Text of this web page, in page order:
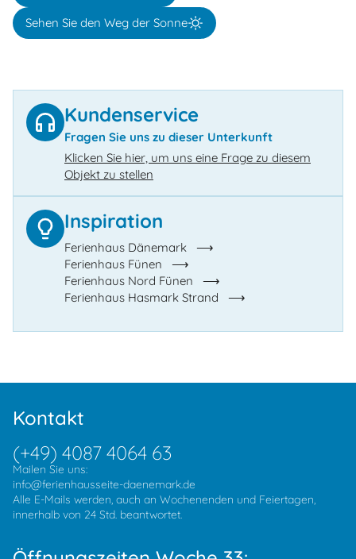
Sehen Sie den Weg der Sonne
Kundenservice
Fragen Sie uns zu dieser Unterkunft
Klicken Sie hier, um uns eine Frage zu diesem
Objekt zu stellen
Inspiration
Ferienhaus Dänemark
Ferienhaus Fünen
Ferienhaus Nord Fünen
Ferienhaus Hasmark Strand
Kontakt
(+49) 4087 4064 63
Mailen Sie uns:
info@ferienhausseite-daenemark.de
Alle E-Mails werden, auch an Wochenenden und Feiertagen,
innerhalb von 24 Std. beantwortet.